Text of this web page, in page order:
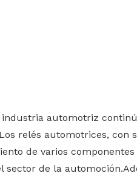
automotriz
relés automotrices, con
de varios
sector de la